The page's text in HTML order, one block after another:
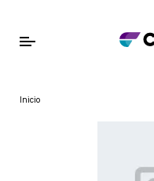
Inicio